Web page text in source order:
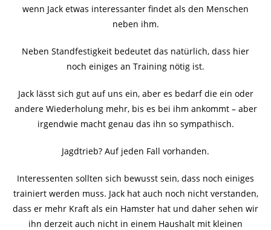
wenn Jack etwas interessanter findet als den Menschen
neben ihm.
Neben Standfestigkeit bedeutet das natürlich, dass hier
noch einiges an Training nötig ist.
Jack lässt sich gut auf uns ein, aber es bedarf die ein oder
andere Wiederholung mehr, bis es bei ihm ankommt – aber
irgendwie macht genau das ihn so sympathisch.
Jagdtrieb? Auf jeden Fall vorhanden.
Interessenten sollten sich bewusst sein, dass noch einiges
trainiert werden muss. Jack hat auch noch nicht verstanden,
dass er mehr Kraft als ein Hamster hat und daher sehen wir
ihn derzeit auch nicht in einem Haushalt mit kleinen